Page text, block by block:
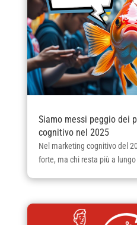
Siamo messi peggio dei
cognitivo nel 2025
Nel marketing cognitivo del
forte, ma chi resta più a